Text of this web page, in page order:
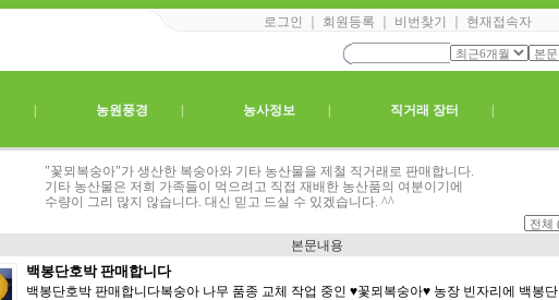
로그인 회원등록 비번찾기 현재접속자
농원풍경 농사정보 직거래 장터
"꽃뫼복숭아"가 생산한 복숭아와 기타 농산물을 제철 직거래로 판매합니다.
기타 농산물은 저희 가족들이 먹으려고 직접 재배한 농산품의 여분이기에
수량이 그리 많지 않습니다. 대신 믿고 드실 수 있겠습니다. ^^
본문내용
백봉단호박 판매합니다
백봉단호박 판매합니다복숭아 나무 품종 교체 작업 중인 ♥꽃뫼복숭아♥ 농장 빈자리에 백봉